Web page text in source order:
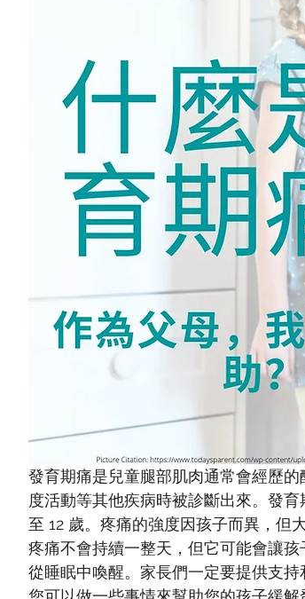
發育期痛是兒童腿部肌肉通常會經歷
度活動等其他疾病時被診斷出來。發
至 12 歲。疼痛的強度因孩子而異，但
疼痛不會持續一整天，但它可能會讓
從睡眠中喚醒。家長們一定要提供支